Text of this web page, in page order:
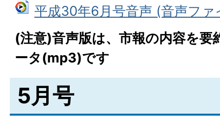
平成30年6月号音声 (音声フ
(注意)音声版は、市報の内容を要
ータ(mp3)です
5月号